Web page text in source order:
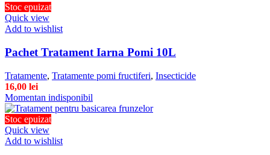
Stoc epuizat
Quick view
Add to wishlist
Pachet Tratament Iarna Pomi 10L
Tratamente, Tratamente pomi fructiferi, Insecticide
16,00 lei
Momentan indisponibil
Stoc epuizat
Quick view
Add to wishlist